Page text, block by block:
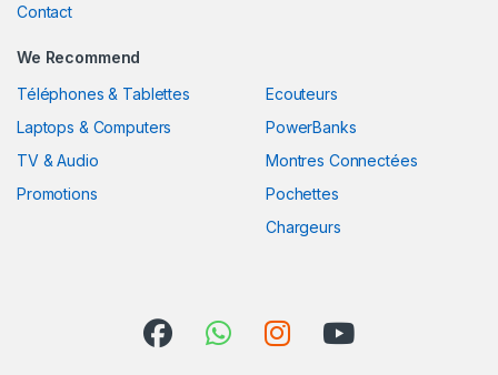
Contact
We Recommend
Téléphones & Tablettes
Laptops & Computers
TV & Audio
Promotions
Ecouteurs
PowerBanks
Montres Connectées
Pochettes
Chargeurs